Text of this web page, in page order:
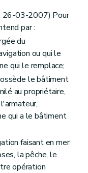
26-03-2007) Pour
par :
du
ou qui le
qui le remplace;
le bâtiment
au propriétaire,
qui a le bâtiment
faisant en mer
la pêche, le
opération